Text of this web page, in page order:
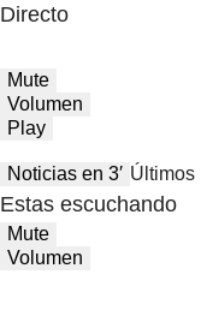
Directo
Mute
Volumen
Play
Noticias en 3′ Últimos
Estas escuchando
Mute
Volumen